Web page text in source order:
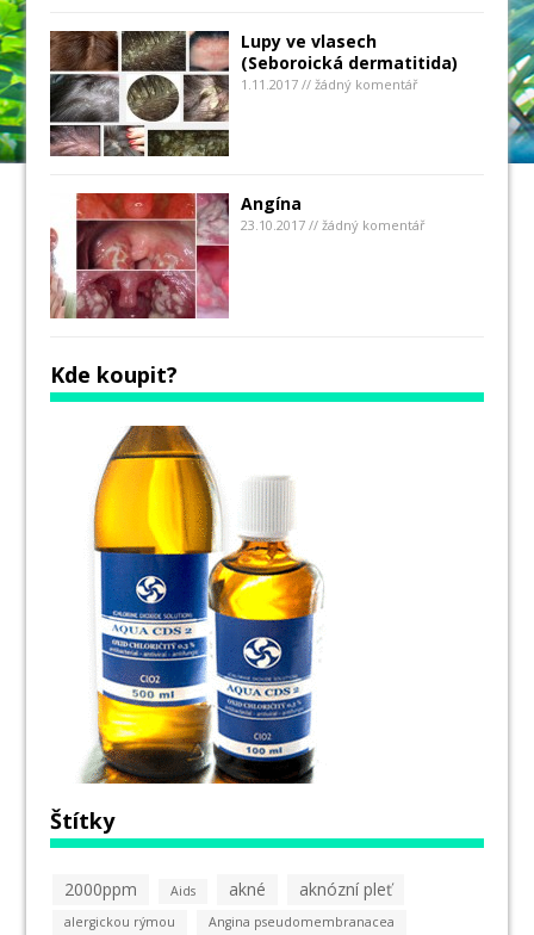
Lupy ve vlasech
(Seboroická dermatitida)
1.11.2017 // žádný komentář
Angína
23.10.2017 // žádný komentář
Kde koupit?
Štítky
2000ppm Aids akné aknózní pleť
alergickou rýmou Angina pseudomembranacea